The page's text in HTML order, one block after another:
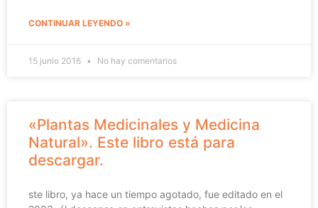
CONTINUAR LEYENDO »
15 junio 2016 No hay comentarios
«Plantas Medicinales y Medicina
Natural». Este libro está para
descargar.
ste libro, ya hace un tiempo agotado, fue editado en el